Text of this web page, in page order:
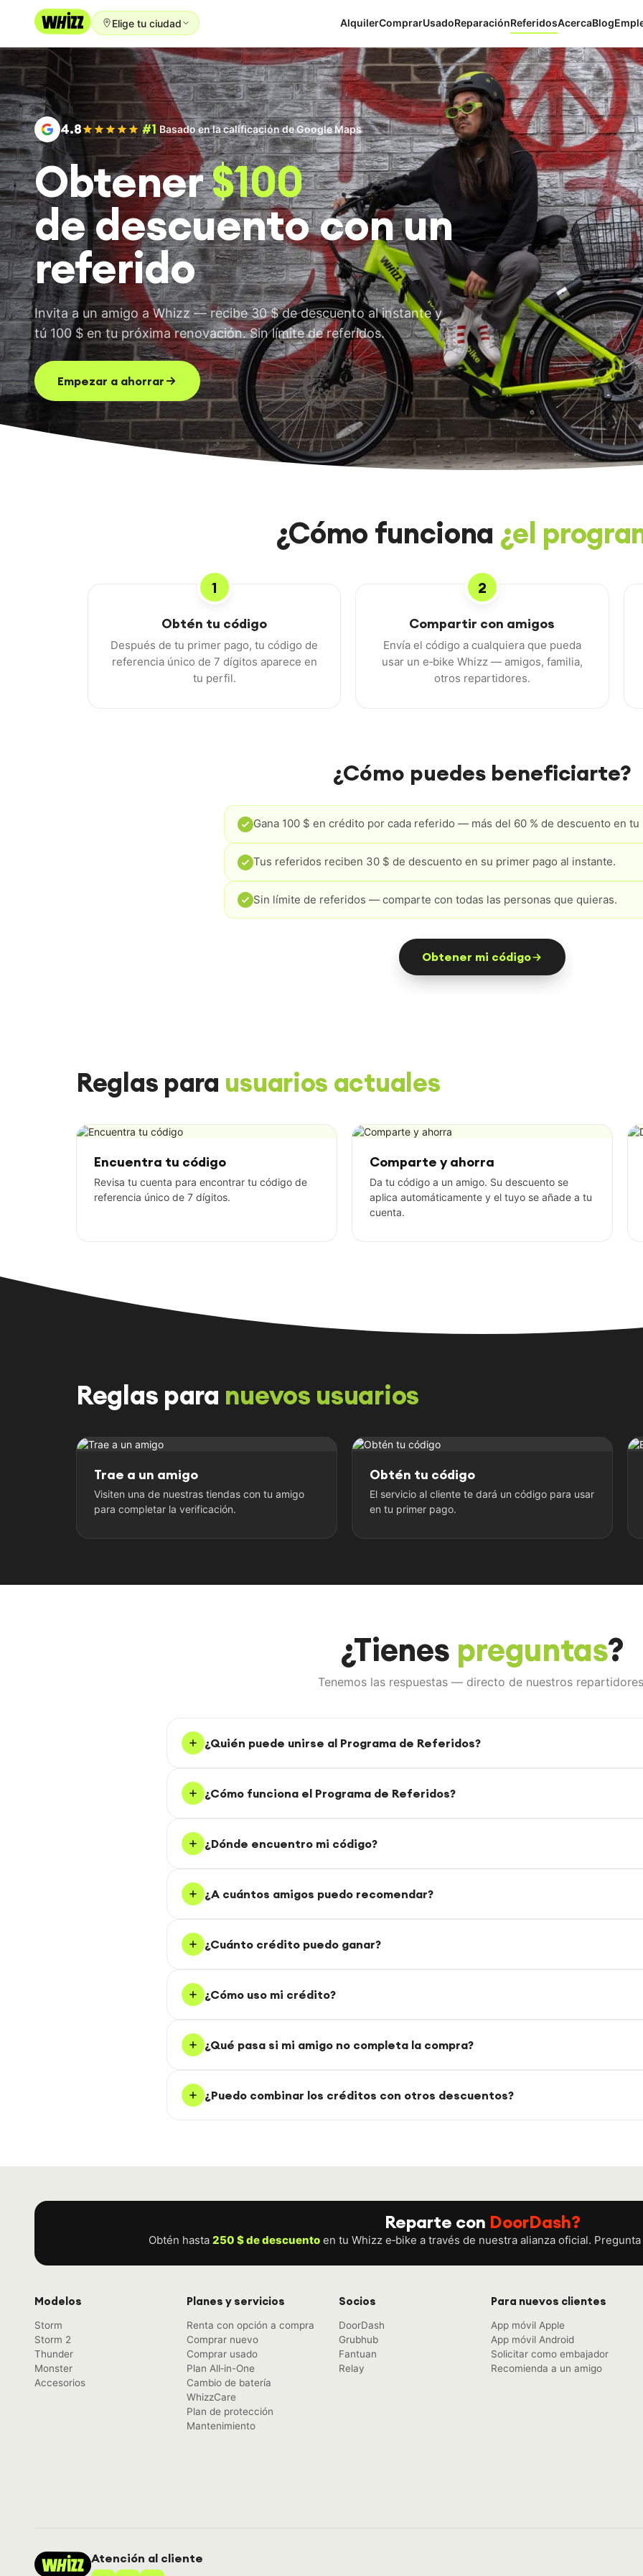
Elige tu ciudad AlquilerComprarUsadoReparaciónReferidosAcercaBlog
Alquiler
Comprar
Usado
Reparación
Referidos
Acerca
Blog
Empleo
IDIOMA
EN FR ES RU
4.8 #1 Basado en la calificación de Google Maps
Obtener$100
de descuento con un
referido
Invita a un amigo a Whizz — recibe 30 $ de descuento al instante y
tú 100 $ en tu próxima renovación. Sin límite de referidos.
Empezar a ahorrar
¿Cómo funciona ¿el
1
Obtén tu código
Después de tu primer pago, tu código de
referencia único de 7 dígitos aparece en
tu perfil.
2
Compartir con amigos
Envía el código a cualquiera que pueda
usar un e‑bike Whizz — amigos, familia,
otros repartidores.
¿Cómo puedes beneficiarte?
Gana 100 $ en crédito por cada referido — más del 60 % de descuento en tu
Tus referidos reciben 30 $ de descuento en su primer pago al instante.
Sin límite de referidos — comparte con todas las personas que quieras.
Obtener mi código
Reglas para usuarios actuales
Encuentra tu código
Revisa tu cuenta para encontrar tu código de
referencia único de 7 dígitos.
Comparte y ahorra
Da tu código a un amigo. Su descuento se
aplica automáticamente y el tuyo se añade a tu
cuenta.
Reglas para nuevos usuarios
Trae a un amigo
Visiten una de nuestras tiendas con tu amigo
para completar la verificación.
Obtén tu código
El servicio al cliente te dará un código para usar
en tu primer pago.
¿Tienes preguntas?
Tenemos las respuestas — directo de nuestros
¿Quién puede unirse al Programa de Referidos?
¿Cómo funciona el Programa de Referidos?
Recibe tu código único en tu perfil.
Tu amigo recibe
¿Dónde encuentro mi código?
¿A cuántos amigos puedo recomendar?
¿Cuánto crédito puedo ganar?
¿Cómo uso mi crédito?
¿Qué pasa si mi amigo no completa la compra?
¿Puedo combinar los créditos con otros descuentos?
Reparte con DoorDash?
Obtén hasta 250 $ de descuento en tu Whizz e‑bike a través de nuestra alianza oficial.
Modelos
Storm
Storm 2
Thunder
Monster
Accesorios
Planes y servicios
Renta con opción a compra
Comprar nuevo
Comprar usado
Plan All‑in-One
Cambio de batería
WhizzCare
Plan de protección
Mantenimiento
Socios
DoorDash
Grubhub
Fantuan
Relay
Para nuevos clientes
App móvil Apple
App móvil Android
Solicitar como embajador
Recomienda a un amigo
Atención al cliente